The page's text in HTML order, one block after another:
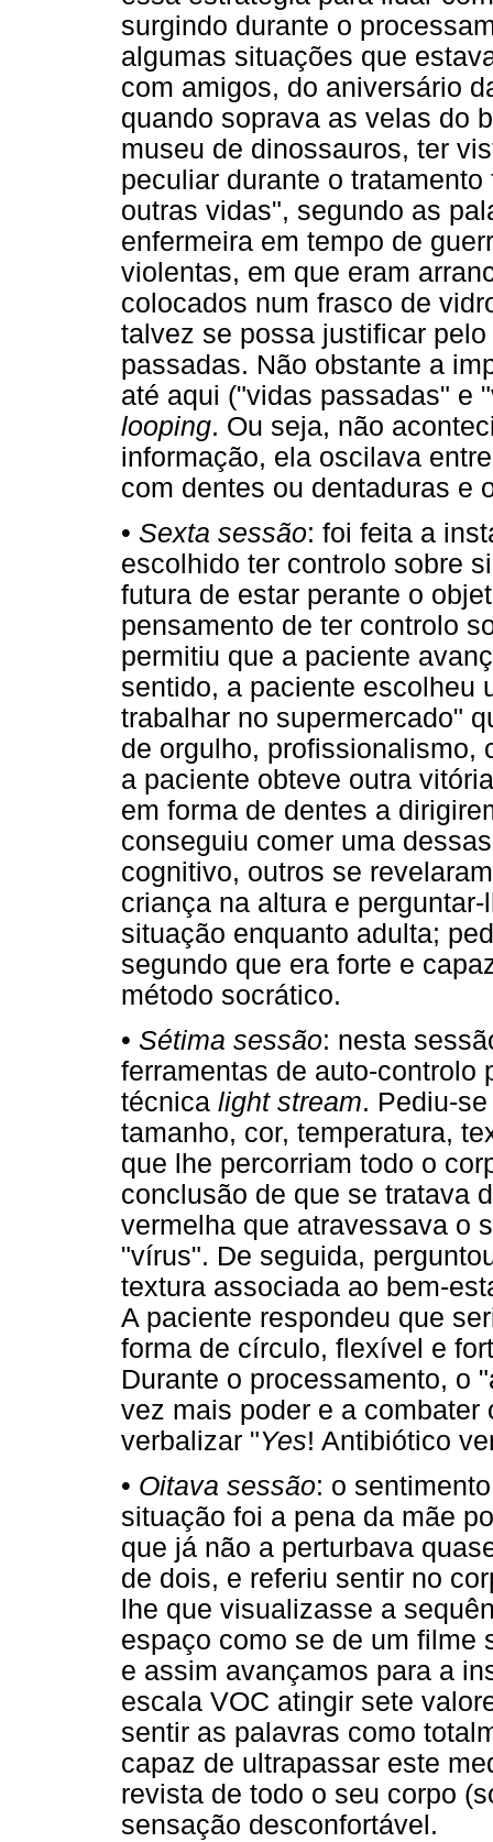
surgindo durante o
algumas situações que
com amigos, do aniversário
quando soprava as velas do
museu de dinossauros, ter
peculiar durante o
outras vidas", segundo as
enfermeira em tempo de
violentas, em que eram
colocados num frasco de
talvez se possa justificar
passadas. Não obstante a
até aqui ("vidas passadas" e
looping. Ou seja, não
informação, ela oscilava
com dentes ou dentaduras e
• Sexta sessão: foi feita a
escolhido ter controlo sobre
futura de estar perante o
pensamento de ter controlo
permitiu que a paciente
sentido, a paciente escolheu
trabalhar no supermercado"
de orgulho, profissionalismo,
a paciente obteve outra
em forma de dentes a
conseguiu comer uma
cognitivo, outros se
criança na altura e
situação enquanto adulta;
segundo que era forte e
método socrático.
• Sétima sessão: nesta
ferramentas de auto-controlo
técnica light stream. Pediu-
tamanho, cor, temperatura,
que lhe percorriam todo o
conclusão de que se tratava
vermelha que atravessava o
"vírus". De seguida,
textura associada ao bem-
A paciente respondeu que
forma de círculo, flexível e
Durante o processamento, o
vez mais poder e a
verbalizar "Yes! Antibiótico
• Oitava sessão: o
situação foi a pena da mãe
que já não a perturbava
de dois, e referiu sentir no
lhe que visualizasse a
espaço como se de um filme
e assim avançamos para a
escala VOC atingir sete
sentir as palavras como
capaz de ultrapassar este
revista de todo o seu corpo
sensação desconfortável.